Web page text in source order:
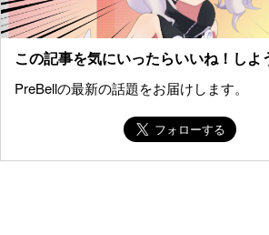
この記事を気にいったらいいね！しよ
PreBellの最新の話題をお届けします。